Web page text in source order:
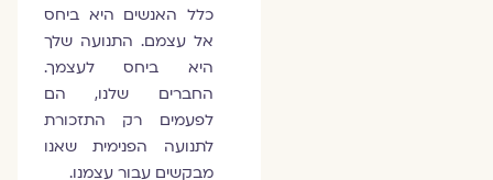
כלל האנשים היא ביחס
אל עצמם. התנועה שלך
היא ביחס לעצמך.
החברים שלנו, הם
לפעמים רק התזכורת
לתנועה הפנימית שאנו
מבקשים עבור עצמנו.